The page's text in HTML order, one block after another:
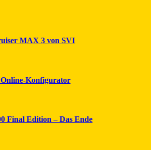
MAX 3 von SVI
Konfigurator
Final Edition – Das Ende